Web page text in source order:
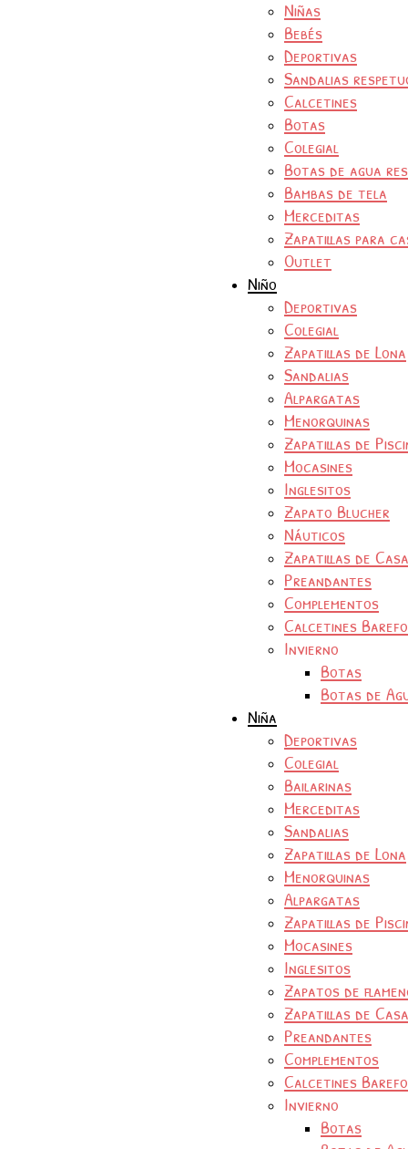
Niñas
Bebés
Deportivas
Sandalias
Calcetines
Botas
Colegial
Botas de agua
Bambas de tela
Merceditas
Zapatillas para
Outlet
Niño
Deportivas
Colegial
Zapatillas de Lona
Sandalias
Alpargatas
Menorquinas
Zapatillas de
Mocasines
Inglesitos
Zapato Blucher
Náuticos
Zapatillas de Casa
Preandantes
Complementos
Calcetines
Invierno
Botas
Botas de
Niña
Deportivas
Colegial
Bailarinas
Merceditas
Sandalias
Zapatillas de Lona
Menorquinas
Alpargatas
Zapatillas de
Mocasines
Inglesitos
Zapatos de
Zapatillas de Casa
Preandantes
Complementos
Calcetines
Invierno
Botas